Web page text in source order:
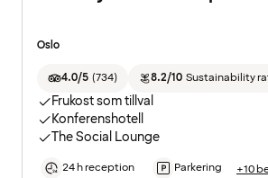
Oslo
4.0/5 (734) 8.2/10 Sustainability
Frukost som tillval
Konferenshotell
The Social Lounge
24 h reception Parkering +10